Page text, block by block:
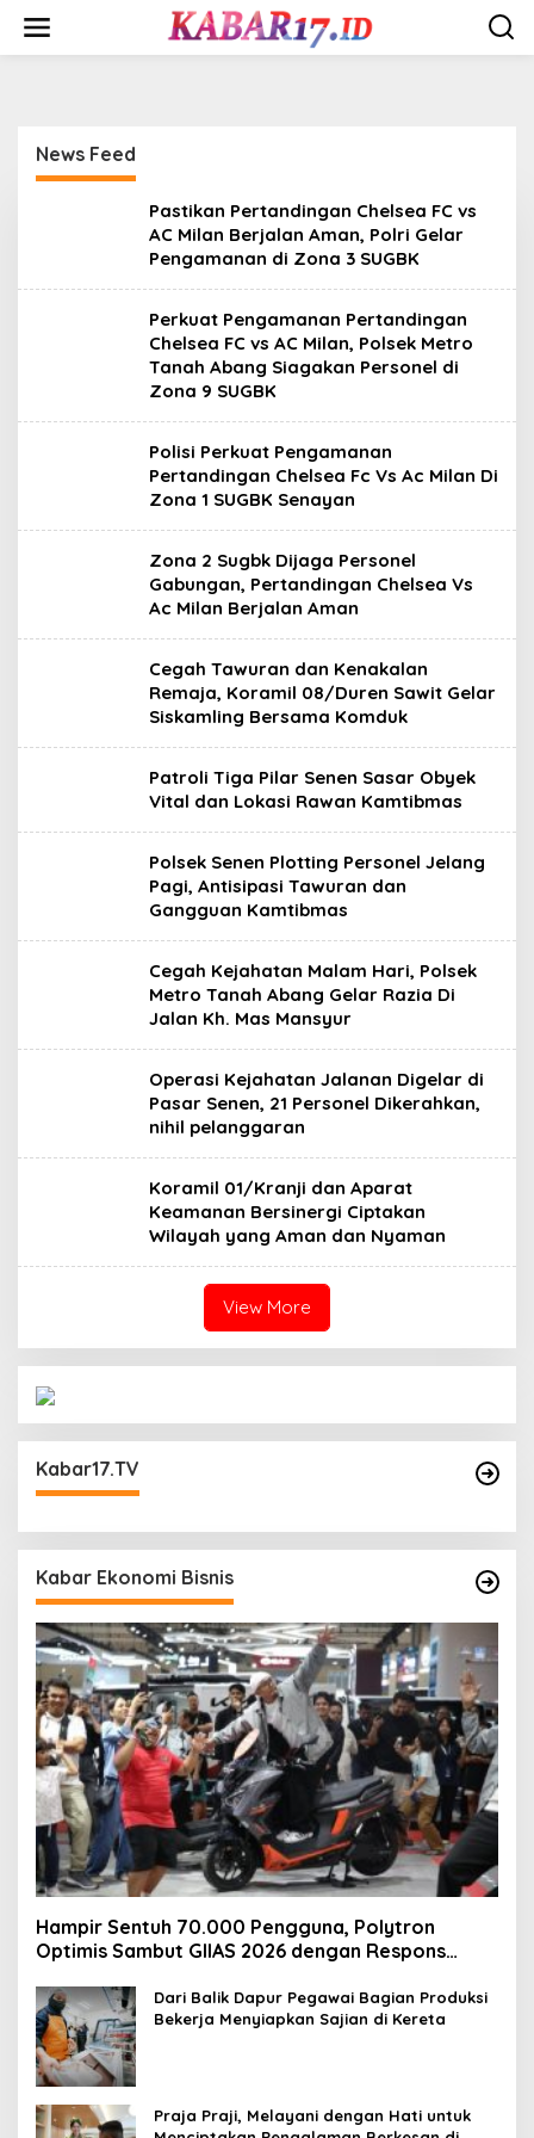
content
News Feed
Pastikan Pertandingan Chelsea FC vs
AC Milan Berjalan Aman, Polri Gelar
Pengamanan di Zona 3 SUGBK
Perkuat Pengamanan Pertandingan
Chelsea FC vs AC Milan, Polsek Metro
Tanah Abang Siagakan Personel di
Zona 9 SUGBK
Polisi Perkuat Pengamanan
Pertandingan Chelsea Fc Vs Ac Milan Di
Zona 1 SUGBK Senayan
Zona 2 Sugbk Dijaga Personel
Gabungan, Pertandingan Chelsea Vs
Ac Milan Berjalan Aman
Cegah Tawuran dan Kenakalan
Remaja, Koramil 08/Duren Sawit Gelar
Siskamling Bersama Komduk
Patroli Tiga Pilar Senen Sasar Obyek
Vital dan Lokasi Rawan Kamtibmas
Polsek Senen Plotting Personel Jelang
Pagi, Antisipasi Tawuran dan
Gangguan Kamtibmas
Cegah Kejahatan Malam Hari, Polsek
Metro Tanah Abang Gelar Razia Di
Jalan Kh. Mas Mansyur
Operasi Kejahatan Jalanan Digelar di
Pasar Senen, 21 Personel Dikerahkan,
nihil pelanggaran
Koramil 01/Kranji dan Aparat
Keamanan Bersinergi Ciptakan
Wilayah yang Aman dan Nyaman
View More
Kabar17.TV
Kabar Ekonomi Bisnis
Hampir Sentuh 70.000 Pengguna, Polytron
Optimis Sambut GIIAS 2026 dengan Respons
Dari Balik Dapur Pegawai Bagian Produksi
Bekerja Menyiapkan Sajian di Kereta
Praja Praji, Melayani dengan Hati untuk